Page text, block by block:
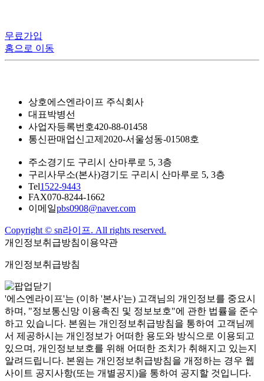
무료가입
홈으로 이동
상호에스엔라이프 주식회사
대표박병선
사업자등록번호420-88-01458
통신판매업신고제2020-서울성동-01508호
주소경기도 구리시 산마루로 5, 3층
구리사무소(본사)경기도 구리시 산마루로 5, 3층
Tel1522-9443
FAX070-8244-1662
이메일pbs0908@naver.com
Copyright © sn라이프. All rights reserved.
개인정보취급방침이용약관
개인정보취급방침
'에스엔라이프'는 (이하 '본사'는) 고객님의 개인정보를 중요시
하며, "정보통신망 이용촉진 및 정보보호"에 관한 법률을 준수
하고 있습니다. 본원는 개인정보취급방침을 통하여 고객님께
서 제공하시는 개인정보가 어떠한 용도와 방식으로 이용되고
있으며, 개인정보보호를 위해 어떠한 조치가 취해지고 있는지
알려드립니다. 본원는 개인정보취급방침을 개정하는 경우 웹
사이트 공지사항(또는 개별공지)을 통하여 공지할 것입니다.